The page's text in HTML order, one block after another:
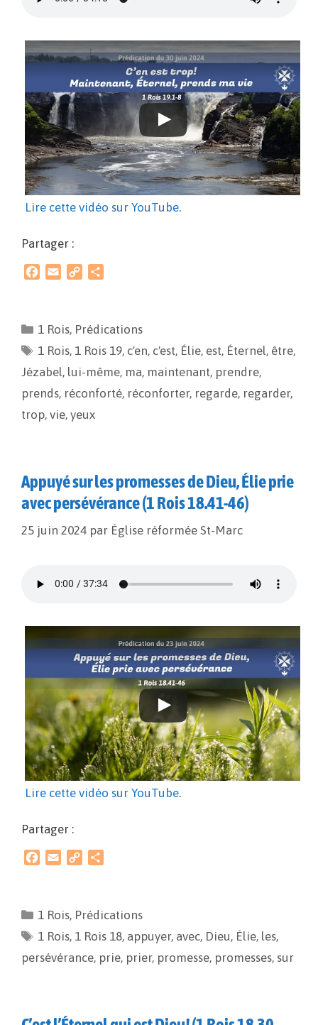
Lire cette vidéo sur YouTube.
Partager :
b
o
l
L
i
a
g
1 Rois, Prédications
1 Rois, 1 Rois 19, c'en, c'est, Élie, est, Éternel, être,
Jézabel, lui-même, ma, maintenant, prendre,
prends, réconforté, réconforter, regarde, regarder,
trop, vie, yeux
Appuyé sur les promesses de Dieu, Élie prie
avec persévérance (1 Rois 18.41-46)
25 juin 2024 par Église réformée St-Marc
Lire cette vidéo sur YouTube.
Partager :
b
o
l
L
i
a
g
1 Rois, Prédications
1 Rois, 1 Rois 18, appuyer, avec, Dieu, Élie, les,
persévérance, prie, prier, promesse, promesses, sur